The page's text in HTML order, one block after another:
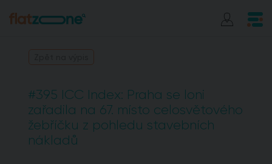
#395 ICC Index: Praha se loni
zařadila na 67. místo celosvětového
žebříčku z pohledu stavebních
nákladů